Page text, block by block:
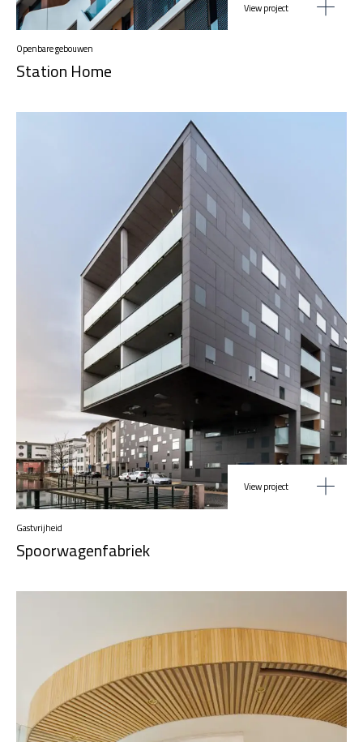
View project
Openbare gebouwen
Station Home
View project
Gastvrijheid
Spoorwagenfabriek